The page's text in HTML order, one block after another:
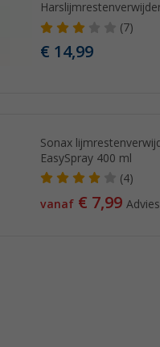
(7)
€ 14,99
Sonax
EasySpray 400 ml
(4)
vanaf € 7,99
999,- €
Adviesprijs 1.385,- €